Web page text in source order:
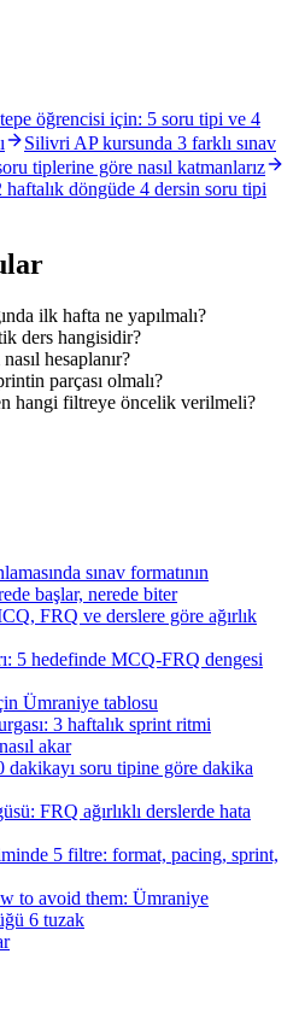
öğrencisi için: 5 soru tipi ve 4
Silivri AP kursunda 3 farklı sınav
tiplerine göre nasıl katmanlarız
döngüde 4 dersin soru tipi
ilk hafta ne yapılmalı?
ders hangisidir?
hesaplanır?
parçası olmalı?
hangi filtreye öncelik verilmeli?
sınav formatının
başlar, nerede biter
FRQ ve derslere göre ağırlık
5 hedefinde MCQ-FRQ dengesi
Ümraniye tablosu
3 haftalık sprint ritmi
akar
dakikayı soru tipine göre dakika
FRQ ağırlıklı derslerde hata
5 filtre: format, pacing, sprint,
to avoid them: Ümraniye
6 tuzak